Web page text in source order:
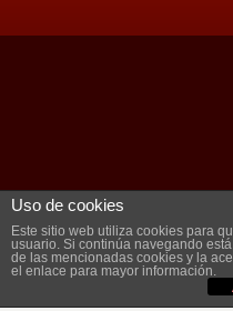
Uso de cookies
Este sitio web utiliza cookies para
usuario. Si continúa navegando
de las mencionadas cookies y la
el enlace para mayor información.